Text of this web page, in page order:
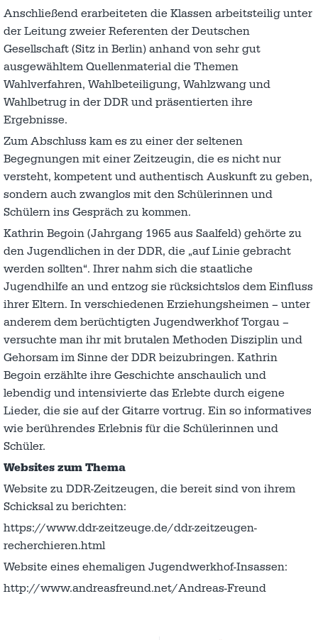
Anschließend erarbeiteten die Klassen arbeitsteilig unter
der Leitung zweier Referenten der Deutschen
Gesellschaft (Sitz in Berlin) anhand von sehr gut
ausgewähltem Quellenmaterial die Themen
Wahlverfahren, Wahlbeteiligung, Wahlzwang und
Wahlbetrug in der DDR und präsentierten ihre
Ergebnisse.
Zum Abschluss kam es zu einer der seltenen
Begegnungen mit einer Zeitzeugin, die es nicht nur
versteht, kompetent und authentisch Auskunft zu geben,
sondern auch zwanglos mit den Schülerinnen und
Schülern ins Gespräch zu kommen.
Kathrin Begoin (Jahrgang 1965 aus Saalfeld) gehörte zu
den Jugendlichen in der DDR, die „auf Linie gebracht
werden sollten“. Ihrer nahm sich die staatliche
Jugendhilfe an und entzog sie rücksichtslos dem Einfluss
ihrer Eltern. In verschiedenen Erziehungsheimen – unter
anderem dem berüchtigten Jugendwerkhof Torgau –
versuchte man ihr mit brutalen Methoden Disziplin und
Gehorsam im Sinne der DDR beizubringen. Kathrin
Begoin erzählte ihre Geschichte anschaulich und
lebendig und intensivierte das Erlebte durch eigene
Lieder, die sie auf der Gitarre vortrug. Ein so informatives
wie berührendes Erlebnis für die Schülerinnen und
Schüler.
Websites zum Thema
Website zu DDR-Zeitzeugen, die bereit sind von ihrem
Schicksal zu berichten:
https://www.ddr-zeitzeuge.de/ddr-zeitzeugen-
recherchieren.html
Website eines ehemaligen Jugendwerkhof-Insassen:
http://www.andreasfreund.net/Andreas-Freund